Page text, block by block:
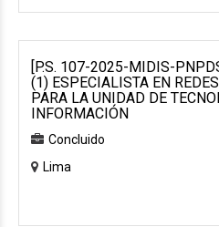
[P.S. 107-2025-MIDIS-
(1) ESPECIALISTA EN
PARA LA UNIDAD DE
INFORMACIÓN
Concluido
Lima